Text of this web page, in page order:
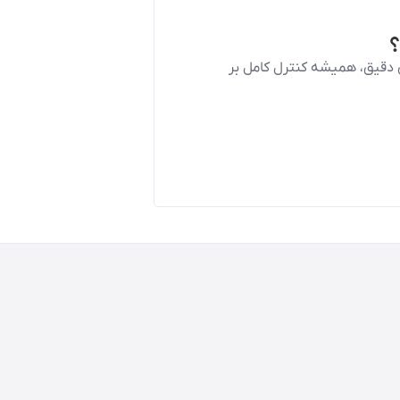
دقیق، همیشه کنترل کامل بر